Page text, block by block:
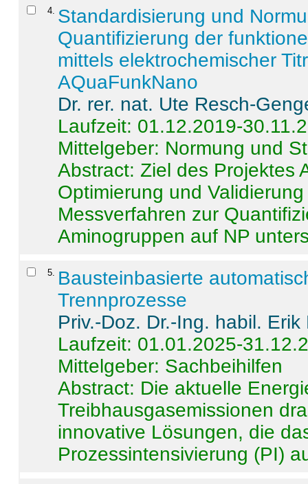
4 Standardisierung und
Quantifizierung der
mittels elektrochemischer
AQuaFunkNano
Dr. rer. nat. Ute Resch-
Laufzeit: 01.12.2019-
Mittelgeber: Normung und
Abstract:Ziel des Projektes
Optimierung und
Messverfahren zur
Aminogruppen auf NP
5
Bausteinbasierte
Trennprozesse
Priv.-Doz. Dr.-Ing. habil. Erik
Laufzeit: 01.01.2025-
Mittelgeber: Sachbeihilfen
Abstract: Die aktuelle
Treibhausgasemissionen
innovative Lösungen, die
Prozessintensivierung (PI)